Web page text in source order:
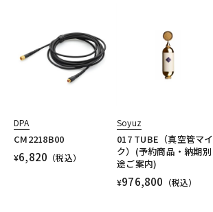
DPA
CM2218B00
¥6,820 （税込）
Soyuz
017 TUBE（真空管マイ
ク）(予約商品・納期別
途ご案内)
¥976,800 （税込）